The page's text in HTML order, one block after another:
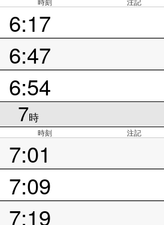
6:17
6:47
6:54
7時
時刻 注記
7:01
7:09
7:19